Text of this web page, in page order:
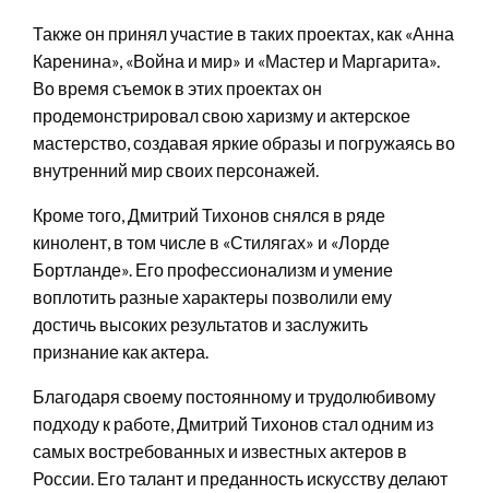
Также он принял участие в таких проектах, как «Анна
Каренина», «Война и мир» и «Мастер и Маргарита».
Во время съемок в этих проектах он
продемонстрировал свою харизму и актерское
мастерство, создавая яркие образы и погружаясь во
внутренний мир своих персонажей.
Кроме того, Дмитрий Тихонов снялся в ряде
кинолент, в том числе в «Стилягах» и «Лорде
Бортланде». Его профессионализм и умение
воплотить разные характеры позволили ему
достичь высоких результатов и заслужить
признание как актера.
Благодаря своему постоянному и трудолюбивому
подходу к работе, Дмитрий Тихонов стал одним из
самых востребованных и известных актеров в
России. Его талант и преданность искусству делают